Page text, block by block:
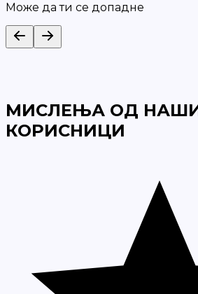
Може да ти се допадне
МИСЛЕЊА ОД
КОРИСНИЦИ